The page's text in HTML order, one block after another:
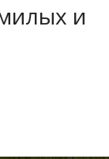
и